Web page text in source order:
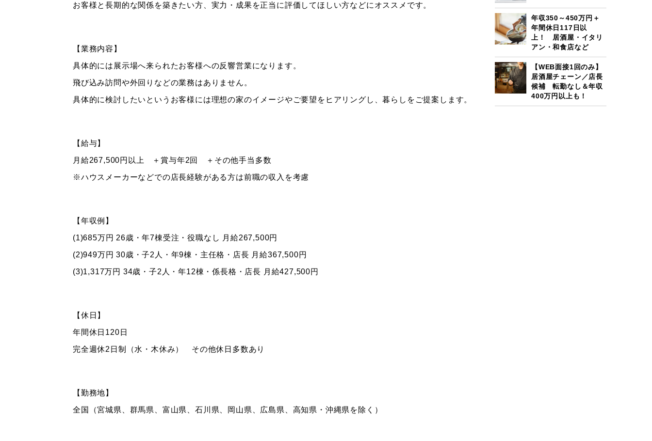
お客様と長期的な関係を築きたい方、実力・成果を正当に評価してほしい方などにオススメです。
【業務内容】
具体的には展示場へ来られたお客様への反響営業になります。
飛び込み訪問や外回りなどの業務はありません。
具体的に検討したいというお客様には理想の家のイメージやご要望をヒアリングし、暮らしをご提案します。
【給与】
月給267,500円以上 ＋賞与年2回 ＋その他手当多数
※ハウスメーカーなどでの店長経験がある方は前職の収入を考慮
【年収例】
(1)685万円 26歳・年7棟受注・役職なし 月給267,500円
(2)949万円 30歳・子2人・年9棟・主任格・店長 月給367,500円
(3)1,317万円 34歳・子2人・年12棟・係長格・店長 月給427,500円
【休日】
年間休日120日
完全週休2日制（水・木休み） その他休日多数あり
【勤務地】
全国（宮城県、群馬県、富山県、石川県、岡山県、広島県、高知県・沖縄県を除く）
年収350～450万円＋
年間休日117日以
上！ 居酒屋・イタリ
アン・和食店など
【WEB面接1回のみ】
居酒屋チェーン／店長
候補 転勤なし＆年収
400万円以上も！